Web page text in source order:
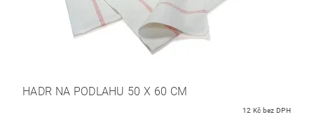
HADR NA PODLAHU 50 X 60 CM
12 Kč bez DPH